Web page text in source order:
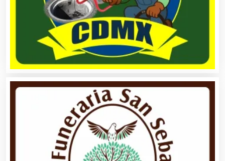
Asilos
Asociaciones Civiles
Asociaciones Empresariales
Audio, Sonido e Iluminación
Audios para Eventos